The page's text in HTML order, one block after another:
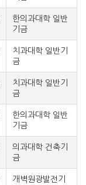
한의과대학 일반
기금
치과대학 일반기
금
치과대학 일반기
금
한의과대학 일반
기금
의과대학 건축기
금
개벽원광발전기